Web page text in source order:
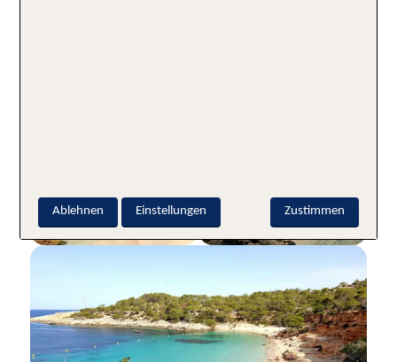
Zustimmen
Ablehnen Einstellungen